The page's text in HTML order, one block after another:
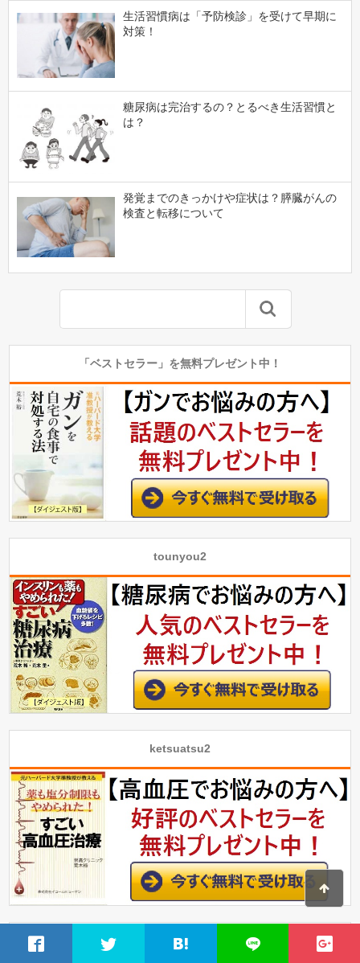
生活習慣病は「予防検診」を受けて早期に
対策！
糖尿病は完治するの？とるべき生活習慣と
は？
発覚までのきっかけや症状は？膵臓がんの
検査と転移について
「ベストセラー」を無料プレゼント中！
tounyou2
ketsuatsu2
utubyou2